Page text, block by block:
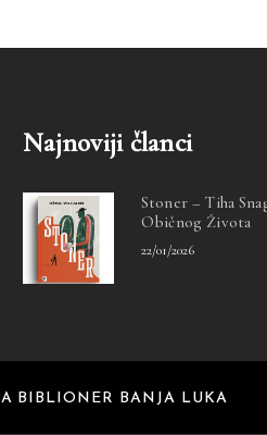
Najnoviji članci
Stoner – Tiha
Običnog Života
22/01/2026
BIBLIONER BANJA LUKA